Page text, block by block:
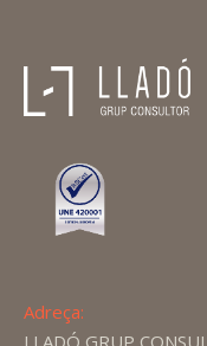
Adreça:
LLADÓ GRUP